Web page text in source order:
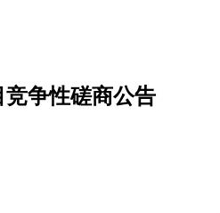
争性磋商公告